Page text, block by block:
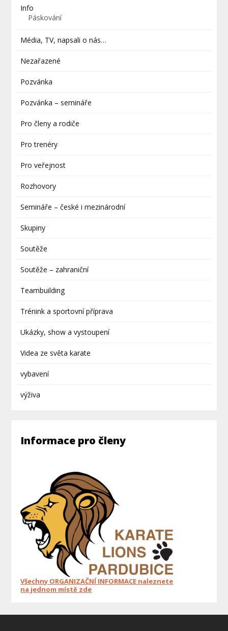
Info
Páskování
Média, TV, napsali o nás…
Nezařazené
Pozvánka
Pozvánka – semináře
Pro členy a rodiče
Pro trenéry
Pro veřejnost
Rozhovory
Semináře – české i mezinárodní
Skupiny
Soutěže
Soutěže – zahraniční
Teambuilding
Trénink a sportovní příprava
Ukázky, show a vystoupení
Videa ze světa karate
vybavení
výživa
Informace pro členy
Všechny ORGANIZAČNÍ INFORMACE naleznete
na jednom místě zde